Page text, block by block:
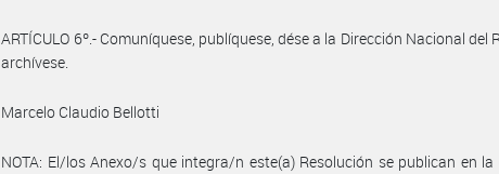
ARTÍCULO 6º.- Comuníquese, publíquese, dése a la Dirección Nacional del
archívese.
Marcelo Claudio Bellotti
NOTA: El/los Anexo/s que integra/n este(a) Resolución se publican en la